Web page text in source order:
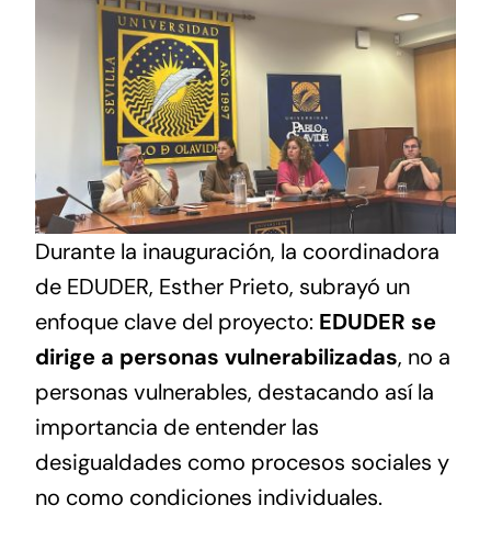
Durante la inauguración, la coordinadora
de EDUDER, Esther Prieto, subrayó un
enfoque clave del proyecto: EDUDER se
dirige a personas vulnerabilizadas, no a
personas vulnerables, destacando así la
importancia de entender las
desigualdades como procesos sociales y
no como condiciones individuales.